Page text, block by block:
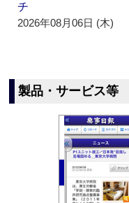
チ
2026年08月06日 (木)
製品・サービス等